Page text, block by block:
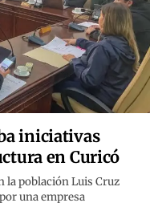
iniciativas
en Curicó
la población Luis Cruz
una empresa